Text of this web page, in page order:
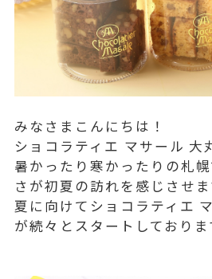
みなさまこんにちは！
ショコラティエ マサール 大
暑かったり寒かったりの札
さが初夏の訪れを感じさせ
夏に向けてショコラティエ
が続々とスタートしておりま